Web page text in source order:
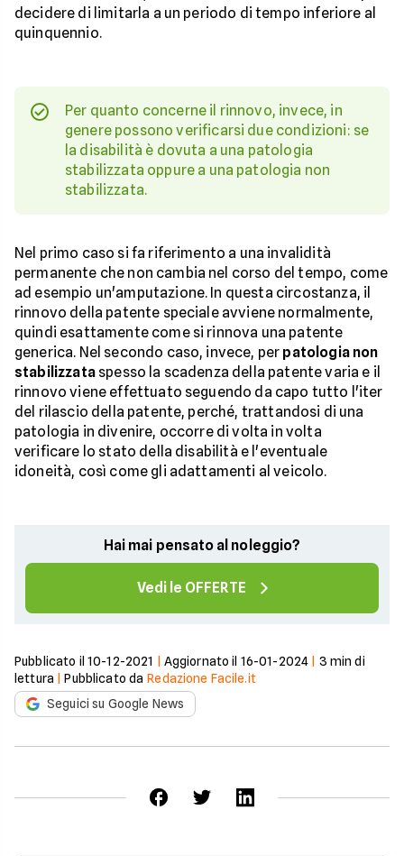
decidere di limitarla a un periodo di tempo inferiore al
quinquennio.
Per quanto concerne il rinnovo, invece, in
genere possono verificarsi due condizioni: se
la disabilità è dovuta a una patologia
stabilizzata oppure a una patologia non
stabilizzata.
Nel primo caso si fa riferimento a una invalidità
permanente che non cambia nel corso del tempo, come
ad esempio un'amputazione. In questa circostanza, il
rinnovo della patente speciale avviene normalmente,
quindi esattamente come si rinnova una patente
generica. Nel secondo caso, invece, per patologia non
stabilizzataspesso la scadenza della patente varia e il
rinnovo viene effettuato seguendo da capo tutto l'iter
del rilascio della patente, perché, trattandosi di una
patologia in divenire, occorre di volta in volta
verificare lo stato della disabilità e l'eventuale
idoneità, così come gli adattamenti al veicolo.
Hai mai pensato al noleggio?
Vedi le OFFERTE
Pubblicato il 10-12-2021 Aggiornato il 16-01-2024 3 min di
lettura |Pubblicato da Redazione Facile.it
Seguici su Google News